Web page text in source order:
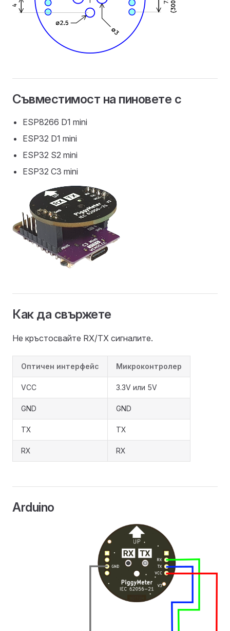
Съвместимост на пиновете с
ESP8266 D1 mini
ESP32 D1 mini
ESP32 S2 mini
ESP32 C3 mini
Как да свържете
Не кръстосвайте RX/TX сигналите.
Оптичен интерфейс Микроконтролер
VCC 3.3V или 5V
GND GND
TX TX
RX RX
Arduino